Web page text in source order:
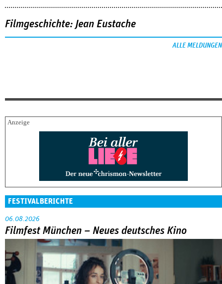
Filmgeschichte: Jean Eustache
ALLE MELDUNGEN
FESTIVALBERICHTE